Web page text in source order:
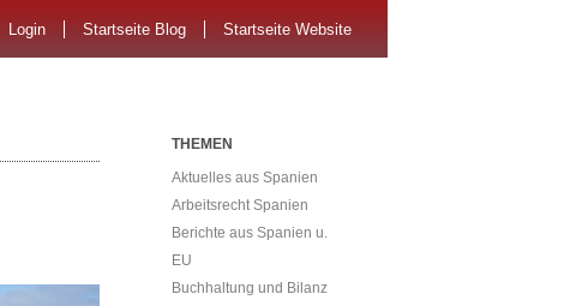
Login Startseite Blog Startseite Website
THEMEN
Aktuelles aus Spanien
Arbeitsrecht Spanien
Berichte aus Spanien u.
EU
Buchhaltung und Bilanz